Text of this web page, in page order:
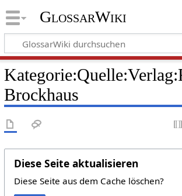
GlossarWiki
Brockhaus
Diese Seite aktualisieren
Diese Seite aus dem Cache löschen?